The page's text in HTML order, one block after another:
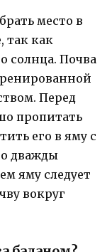
место в
так как
солнца. Почва
Перед
пропитать
его в яму с
дважды
яму следует
вокруг